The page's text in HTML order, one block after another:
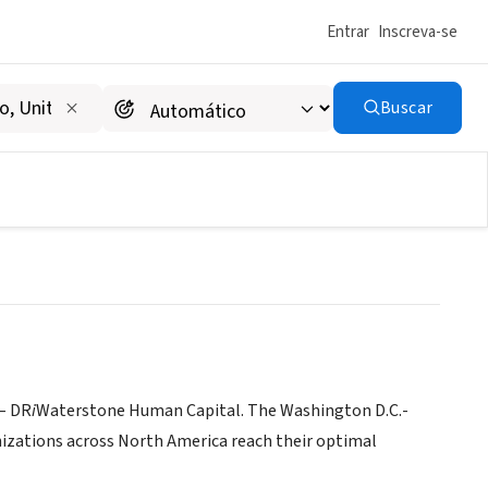
Entrar Inscreva-se
Buscar
DRiWaterstone Human Capital. The Washington D.C.-
across North America reach their optimal